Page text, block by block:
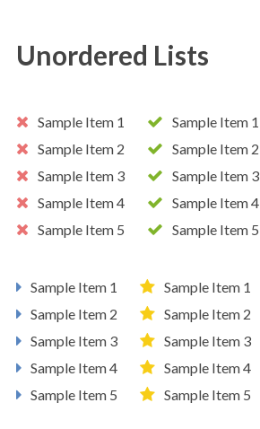
Unordered Lists
Sample Item 1
Sample Item 2
Sample Item 3
Sample Item 4
Sample Item 5
Sample Item 1
Sample Item 2
Sample Item 3
Sample Item 4
Sample Item 5
Sample Item 1
Sample Item 2
Sample Item 3
Sample Item 4
Sample Item 5
Sample Item 1
Sample Item 2
Sample Item 3
Sample Item 4
Sample Item 5